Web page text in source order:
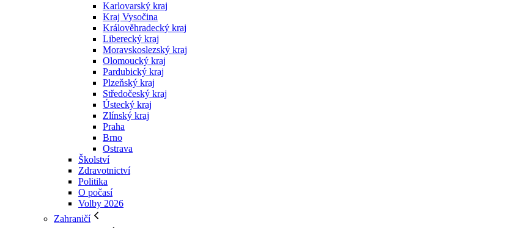
Karlovarský kraj
Kraj Vysočina
Králověhradecký kraj
Liberecký kraj
Moravskoslezský kraj
Olomoucký kraj
Pardubický kraj
Plzeňský kraj
Středočeský kraj
Ústecký kraj
Zlínský kraj
Praha
Brno
Ostrava
Školství
Zdravotnictví
Politika
O počasí
Volby 2026
Zahraničí